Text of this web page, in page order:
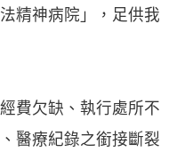
精神病院」，足供我
費欠缺、執行處所不
醫療紀錄之銜接斷裂